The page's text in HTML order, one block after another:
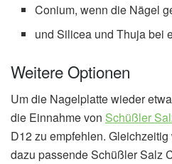
Conium, wenn die Nägel
und Silicea und Thuja bei
Weitere Optionen
Um die Nagelplatte wieder
die Einnahme von Schüßler
D12 zu empfehlen.
dazu passende Schüßler Salz